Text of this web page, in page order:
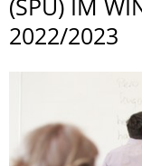
(SPÜ) IM
2022/2023